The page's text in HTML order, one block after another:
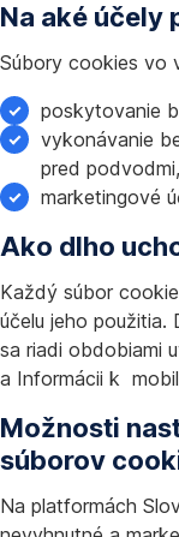
Na aké účely
Súbory cookies vo
poskytovanie
vykonávanie
pred podvodmi,
marketingové
Ako dlho
Každý súbor
účelu jeho použitia.
sa riadi obdobiami
a Informácii k
Možnosti
súborov
Na platformách